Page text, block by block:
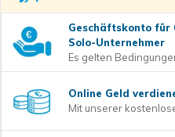
Geschäftskonto für
Solo-Unternehmer
Es gelten
Online Geld
Mit unserer